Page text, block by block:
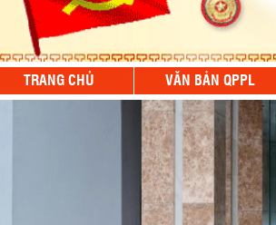
TRANG CHỦ VĂN BẢN QPPL